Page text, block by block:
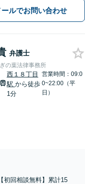
ールでお問い合わせ
弁護士
の葉法律事務所
西１８丁目
駅 から徒歩
1分
営業時間：09:0
0~22:00（平
日）
初回相談無料】累計15